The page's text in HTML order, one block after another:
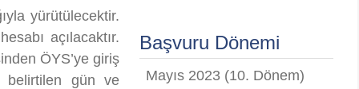
yürütülecektir.
açılacaktır.
ÖYS’ye giriş
belirtilen gün ve
Başvuru Dönemi
Mayıs 2023 (10. Dönem)